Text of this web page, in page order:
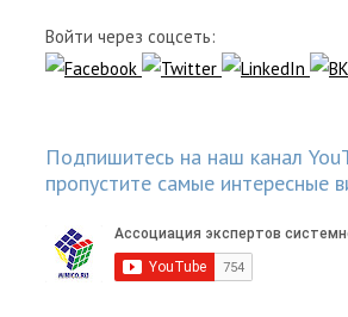
Войти через соцсеть:
Подпишитесь на наш канал
пропустите самые интересные